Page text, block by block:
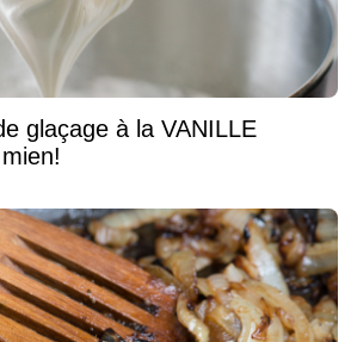
glaçage à la VANILLE